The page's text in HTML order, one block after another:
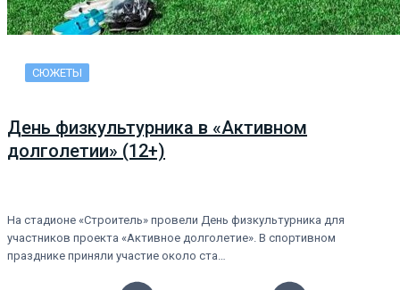
СЮЖЕТЫ
День физкультурника в «Активном
долголетии» (12+)
На стадионе «Строитель» провели День физкультурника для
участников проекта «Активное долголетие». В спортивном
празднике приняли участие около ста…